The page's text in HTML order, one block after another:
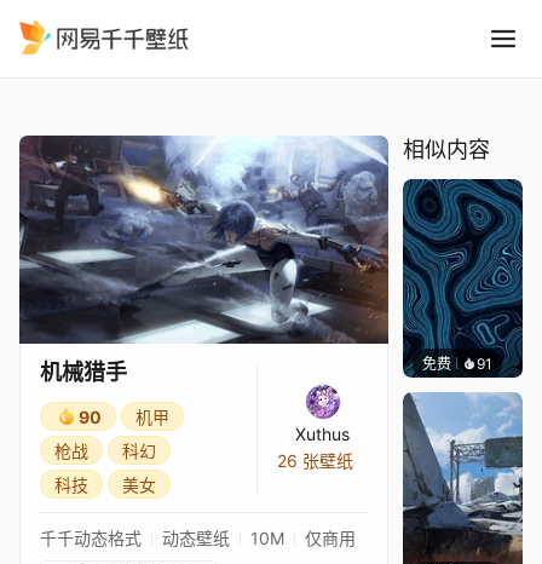
机械猎手
90
机甲
枪战
科幻
科技
美女
Xuthus
26 张壁纸
千千动态格式 动态壁纸 10M 仅商用
相似内容
免费 91